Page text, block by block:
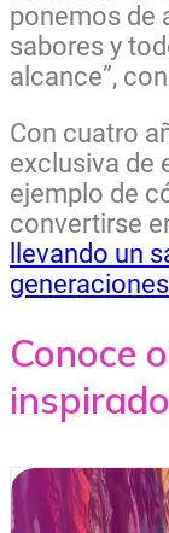
ponemos de
sabores y
alcance”,
Con cuatro
exclusiva de
ejemplo de
convertirse
llevando un
Conoce